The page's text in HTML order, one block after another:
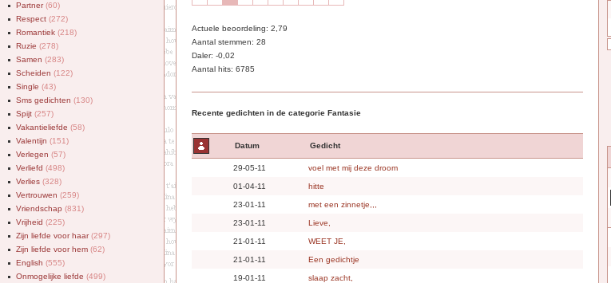
Actuele beoordeling: 2,79
Aantal stemmen: 28
Daler: -0,02
Aantal hits: 6785
Recente gedichten in de categorie Fantasie
Datum Gedicht
29-05-11 voel met mij deze droom
01-04-11 hitte
23-01-11 met een zinnetje,,,
23-01-11 Lieve,
21-01-11 WEET JE,
21-01-11 Een gedichtje
19-01-11 slaap zacht,
Partner(60)
Respect (272)
Romantiek (218)
Ruzie (278)
Samen (283)
Scheiden (122)
Single (43)
Sms gedichten (130)
Spijt (257)
Vakantieliefde (58)
Valentijn (151)
Verlegen (57)
Verliefd (498)
Verlies (328)
Vertrouwen (259)
Vriendschap (831)
Vrijheid (225)
Zijn liefde voor haar(297)
Zijn liefde voor hem (62)
English (555)
Onmogelijke liefde (499)